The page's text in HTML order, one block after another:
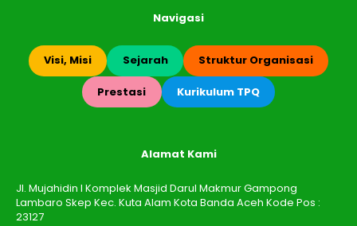
Navigasi
Visi, Misi Sejarah Struktur Organisasi
Prestasi Kurikulum TPQ
Alamat Kami
Jl. Mujahidin I Komplek Masjid Darul Makmur Gampong
Lambaro Skep Kec. Kuta Alam Kota Banda Aceh Kode Pos :
23127